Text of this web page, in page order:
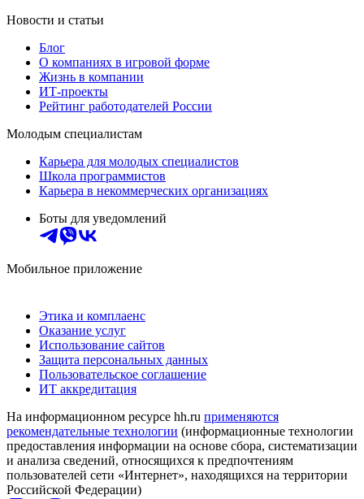
Новости и статьи
Блог
О компаниях в игровой форме
Жизнь в компании
ИТ-проекты
Рейтинг работодателей России
Молодым специалистам
Карьера для молодых специалистов
Школа программистов
Карьера в некоммерческих организациях
Боты для уведомлений
Мобильное приложение
Этика и комплаенс
Оказание услуг
Использование сайтов
Защита персональных данных
Пользовательское соглашение
ИТ аккредитация
На информационном ресурсе hh.ru применяются
рекомендательные технологии (информационные технологии
предоставления информации на основе сбора, систематизации
и анализа сведений, относящихся к предпочтениям
пользователей сети «Интернет», находящихся на территории
Российской Федерации)